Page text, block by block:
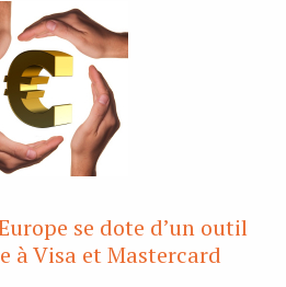
se dote d’un outil
à Visa et Mastercard